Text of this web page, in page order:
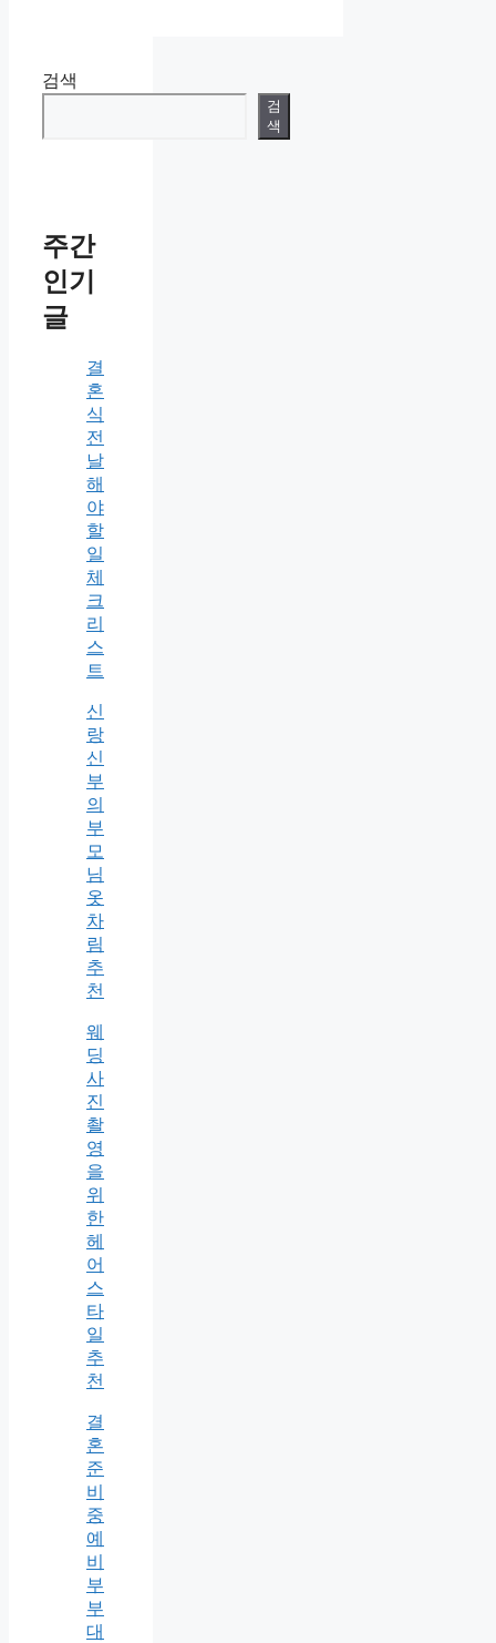
검색
검
색
주간
인기
글
결
혼
식
전
날
해
야
할
일
체
크
리
스
트
신
랑
신
부
의
부
모
님
옷
차
림
추
천
웨
딩
사
진
촬
영
을
위
한
헤
어
스
타
일
추
천
결
혼
준
비
중
예
비
부
부
대